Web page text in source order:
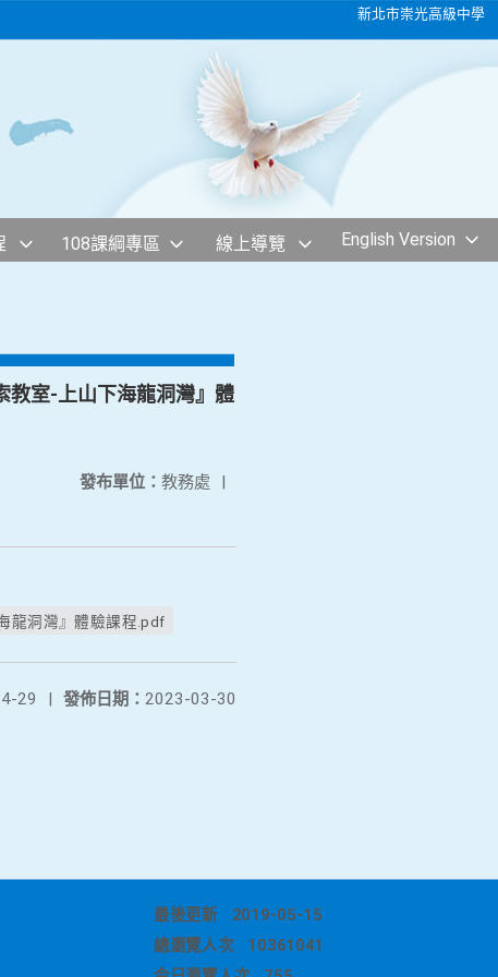
新北市崇光高級中學
108課綱專區 線上導覽 English Version
教室-上山下海龍洞灣』體
發布單位： 教務處 |
龍洞灣』體驗課程.pdf
發佈日期： 2023-03-30
29 |
最後更新
2019-05-15
總瀏覽人次
10361041